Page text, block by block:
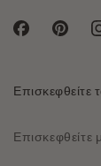
FacebookPinterest